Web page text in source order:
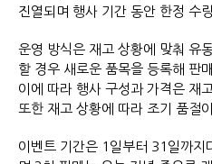
진열되며 행사 기간 동안 한정
운영 방식은 재고 상황에 맞춰 유
할 경우 새로운 품목을 등록해 판
이에 따라 행사 구성과 가격은 재
또한 재고 상황에 따라 조기 품
이벤트 기간은 1일부터 31일까지